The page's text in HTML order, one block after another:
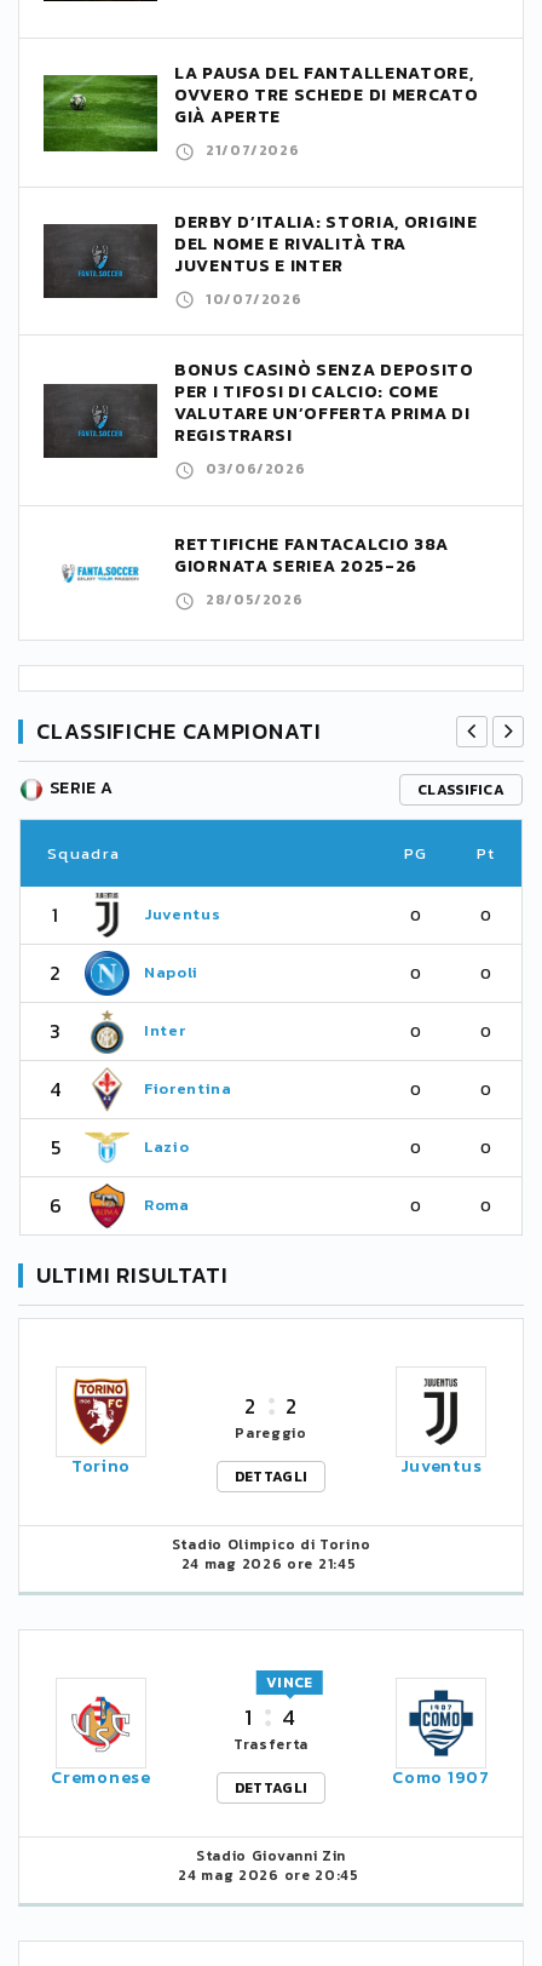
LA PAUSA DEL FANTALLENATORE,
OVVERO TRE SCHEDE DI MERCATO
GIÀ APERTE
21/07/2026
DERBY D’ITALIA: STORIA, ORIGINE
DEL NOME E RIVALITÀ TRA
JUVENTUS E INTER
10/07/2026
BONUS CASINÒ SENZA DEPOSITO
PER I TIFOSI DI CALCIO: COME
VALUTARE UN’OFFERTA PRIMA DI
REGISTRARSI
03/06/2026
RETTIFICHE FANTACALCIO 38A
GIORNATA SERIEA 2025-26
28/05/2026
CLASSIFICHE CAMPIONATI
SERIE A CLASSIFICA
Squadra PG Pt
1 Juventus 0 0
2 Napoli 0 0
3 Inter 0 0
4 Fiorentina 0 0
5 Lazio 0 0
6 Roma 0 0
ULTIMI RISULTATI
Torino
2 2
Pareggio
DETTAGLI
Juventus
Stadio Olimpico di Torino
24 mag 2026 ore 21:45
Cremonese
1 4
VINCE
Trasferta
DETTAGLI
Como 1907
Stadio Giovanni Zin
24 mag 2026 ore 20:45